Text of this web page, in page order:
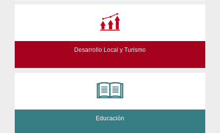
Desarrollo Local y Turismo
Educación